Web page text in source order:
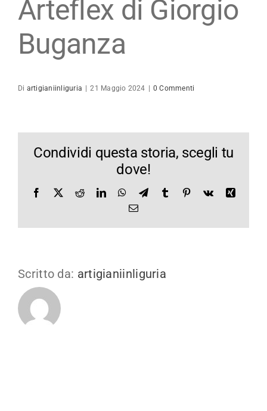
Maestro Artigiano
Modulistica
Arteflex di Giorgio
Buganza
Di artigianiinliguria 21 Maggio 2024 0 Commenti
Condividi questa storia, scegli tu
dove!
Facebook
X RedditLinkedInWhatsApp
TelegramTumblr Pinterest
Vk
Xing
Email
Scritto da: artigianiinliguria